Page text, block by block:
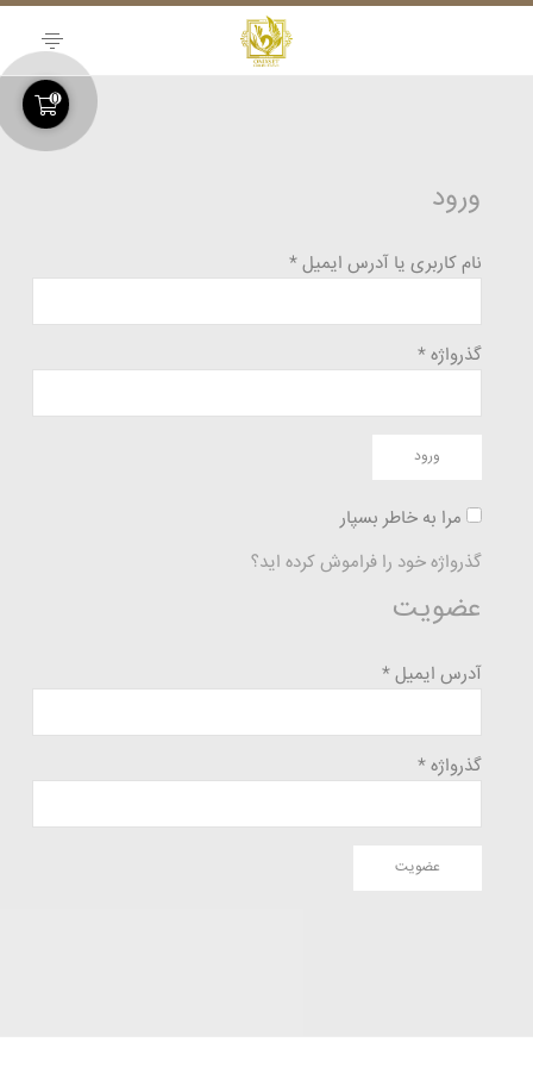
Skip
0
ورود
نام کاربری یا آدرس ایمیل *
گذرواژه *
ورود
مرا به خاطر بسپار
گذرواژه خود را فراموش کرده اید؟
عضویت
آدرس ایمیل *
گذرواژه *
عضویت